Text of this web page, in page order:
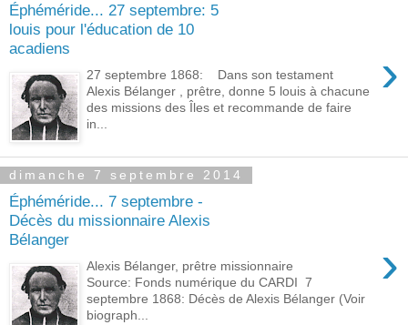
Éphéméride... 27 septembre: 5
louis pour l'éducation de 10
acadiens
›
27 septembre 1868: Dans son testament
Alexis Bélanger , prêtre, donne 5 louis à chacune
des missions des Îles et recommande de faire
in...
dimanche 7 septembre 2014
Éphéméride... 7 septembre -
Décès du missionnaire Alexis
Bélanger
›
Alexis Bélanger, prêtre missionnaire
Source: Fonds numérique du CARDI 7
septembre 1868: Décès de Alexis Bélanger (Voir
biograph...